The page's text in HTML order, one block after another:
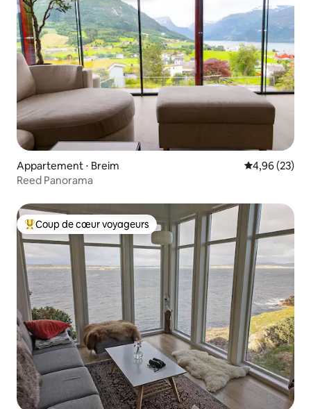
Appartement ⋅ Breim Évaluation
4,96 (23)
Reed Panorama
Coups de cœur voyageurs les plus appréciés
Coup de cœur voyageurs